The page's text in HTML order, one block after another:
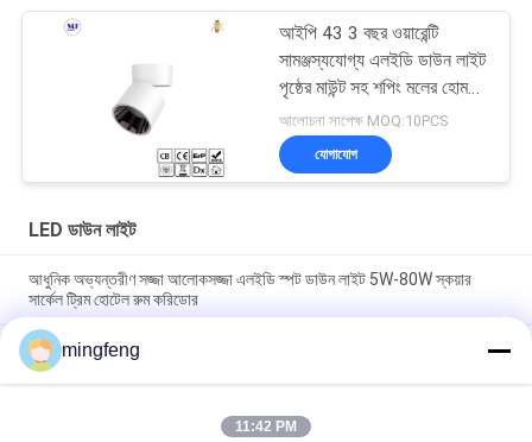
আইপি 43 3 বছর ওয়ারেন্টি
সামঞ্জস্যযোগ্য এলইডি ডাউন লাইট
পৃষ্ঠের মাউন্ট সহ শপিং মলের হোম
ব্যবহারের জন্য
আলোচনা সাপেক্ষ MOQ:10PCS
যোগাযোগ
LED ডাউন লাইট
আধুনিক অভ্যন্তরীণ সজ্জা আলোকসজ্জা এলইডি স্পট ডাউন লাইট 5W-80W স্কয়ার
সার্কেল ট্রিম হোটেল রুম করিডোর
295LM 100° IP65 5W ডিমেবল LED ডাউন লাইট ক্যাবিনেট স্পটলাইট
Energy Efficient for Living Room
mingfeng
11:42 PM